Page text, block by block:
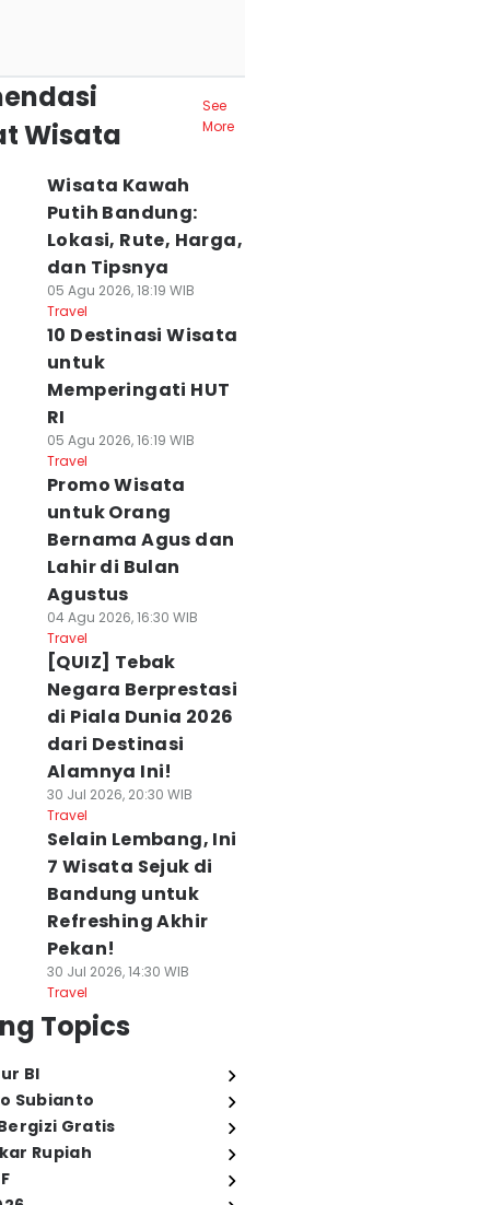
Wisata
See
More
Wisata Kawah
Putih Bandung:
Lokasi, Rute, Harga,
dan Tipsnya
05 Agu 2026, 18:19 WIB
Travel
10 Destinasi Wisata
untuk
Memperingati HUT
RI
05 Agu 2026, 16:19 WIB
Travel
Promo Wisata
untuk Orang
Bernama Agus dan
Lahir di Bulan
Agustus
04 Agu 2026, 16:30 WIB
Travel
[QUIZ] Tebak
Negara Berprestasi
di Piala Dunia 2026
dari Destinasi
Alamnya Ini!
30 Jul 2026, 20:30 WIB
Travel
Selain Lembang, Ini
7 Wisata Sejuk di
Bandung untuk
Refreshing Akhir
Pekan!
30 Jul 2026, 14:30 WIB
Travel
Topics
BI
Subianto
Gratis
Rupiah